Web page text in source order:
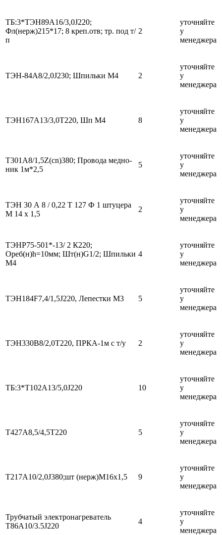
ТБ:3*ТЭН89А16/3,0J220;
Фл(нерж)215*17; 8 креп.отв; тр. под т/
п
2
уточняйте
у
менеджера
ТЭН-84А8/2,0J230; Шпильки М4 2
уточняйте
у
менеджера
ТЭН167А13/3,0Т220, Шп М4 8
уточняйте
у
менеджера
Т301А8/1,5Z(cn)380; Провода медно-
ник 1м*2,5
5
уточняйте
у
менеджера
ТЭН 30 А 8 / 0,22 Т 127 Ф 1 штуцера
М 14 х 1,5
2
уточняйте
у
менеджера
ТЭНР75-501*-13/ 2 К220;
Ореб(н)h=10мм; Шт(н)G1/2; Шпильки
М4
4
уточняйте
у
менеджера
ТЭН184F7,4/1,5J220, Лепестки М3 5
уточняйте
у
менеджера
ТЭН330В8/2,0Т220, ПРКА-1м с т/у 2
уточняйте
у
менеджера
ТБ:3*Т102А13/5,0J220 10
уточняйте
у
менеджера
Т427А8,5/4,5Т220 5
уточняйте
у
менеджера
Т217А10/2,0J380;шт (нерж)М16х1,5 9
уточняйте
у
менеджера
Трубчатый электронагреватель
Т86А10/3.5J220
4
уточняйте
у
менеджера